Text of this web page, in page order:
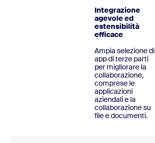
Integrazione
agevole ed
estensibilità
efficace
Ampia selezione di
app di terze parti
per migliorare la
collaborazione,
comprese le
applicazioni
aziendali e la
collaborazione su
file e documenti.